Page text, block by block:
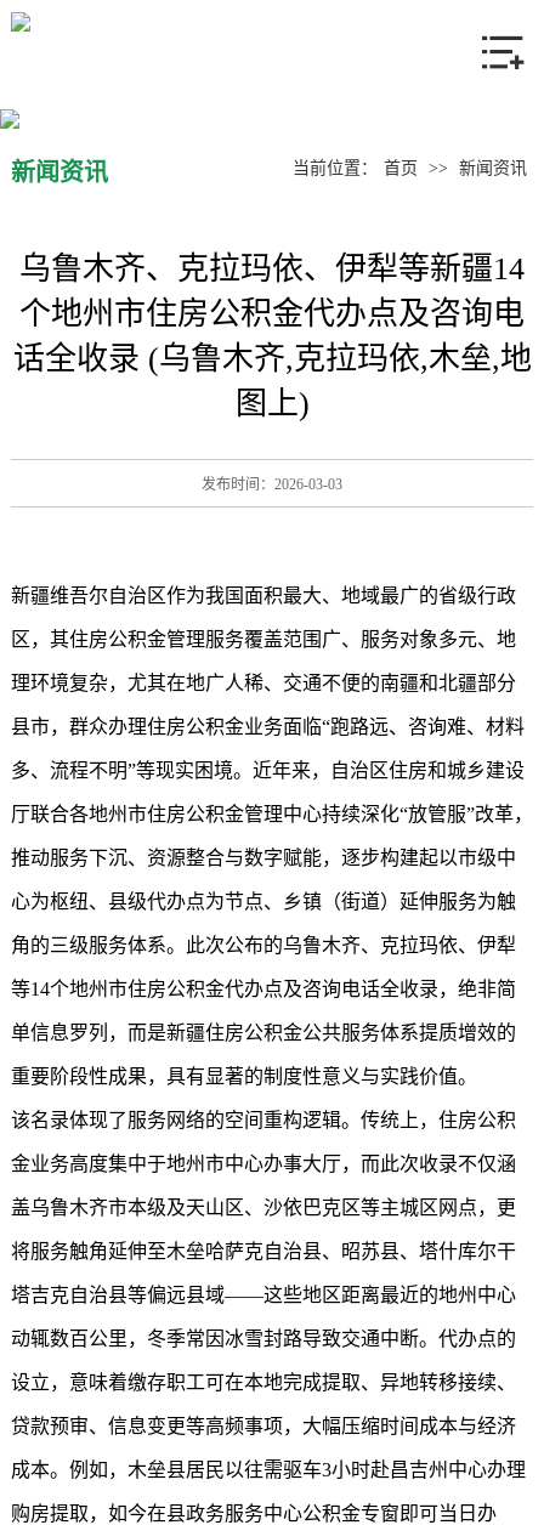
产品中心
联系我们
新闻资讯 当前位置： 首页 >> 新闻资讯
乌鲁木齐、克拉玛依、伊犁等新疆14
个地州市住房公积金代办点及咨询电
话全收录 (乌鲁木齐,克拉玛依,木垒,地
图上)
发布时间：2026-03-03
新疆维吾尔自治区作为我国面积最大、地域最广的省级行政
区，其住房公积金管理服务覆盖范围广、服务对象多元、地
理环境复杂，尤其在地广人稀、交通不便的南疆和北疆部分
县市，群众办理住房公积金业务面临“跑路远、咨询难、材料
多、流程不明”等现实困境。近年来，自治区住房和城乡建设
厅联合各地州市住房公积金管理中心持续深化“放管服”改革，
推动服务下沉、资源整合与数字赋能，逐步构建起以市级中
心为枢纽、县级代办点为节点、乡镇（街道）延伸服务为触
角的三级服务体系。此次公布的乌鲁木齐、克拉玛依、伊犁
等14个地州市住房公积金代办点及咨询电话全收录，绝非简
单信息罗列，而是新疆住房公积金公共服务体系提质增效的
重要阶段性成果，具有显著的制度性意义与实践价值。
该名录体现了服务网络的空间重构逻辑。传统上，住房公积
金业务高度集中于地州市中心办事大厅，而此次收录不仅涵
盖乌鲁木齐市本级及天山区、沙依巴克区等主城区网点，更
将服务触角延伸至木垒哈萨克自治县、昭苏县、塔什库尔干
塔吉克自治县等偏远县域——这些地区距离最近的地州中心
动辄数百公里，冬季常因冰雪封路导致交通中断。代办点的
设立，意味着缴存职工可在本地完成提取、异地转移接续、
贷款预审、信息变更等高频事项，大幅压缩时间成本与经济
成本。例如，木垒县居民以往需驱车3小时赴昌吉州中心办理
购房提取，如今在县政务服务中心公积金专窗即可当日办